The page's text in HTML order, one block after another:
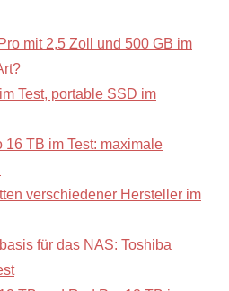
mit 2,5 Zoll und 500 GB im
Test, portable SSD im
16 TB im Test: maximale
verschiedener Hersteller im
für das NAS: Toshiba